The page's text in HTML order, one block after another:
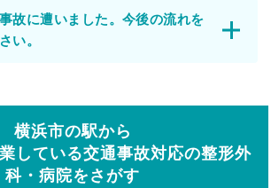
故に遭いました。今後の流れを
い。
横浜市の駅から
している交通事故対応の整形外
科・病院をさがす